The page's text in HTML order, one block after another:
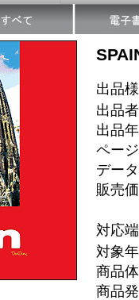
出品
出品
出品
ペー
デー
販売
対応
対象
商品
商品